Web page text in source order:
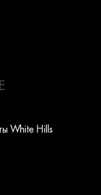
White Hills